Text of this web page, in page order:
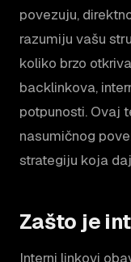
povezuju,
razumiju vašu
koliko brzo
backlinkova,
potpunosti. Ovaj
nasumičnog
strategiju koja
Zašto je
Interni linkovi